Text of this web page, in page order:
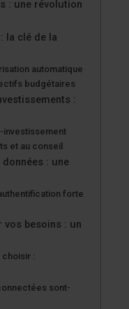
: une révolution
la clé de la
automatique
budgétaires
:
investissement
et au conseil
: une
forte
vos besoins : un
choisir :
sont-